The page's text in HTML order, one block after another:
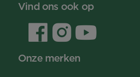
Vind ons ook op
Onze merken